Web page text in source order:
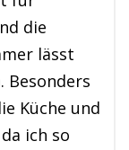
die
lässt
Besonders
Küche und
ich so